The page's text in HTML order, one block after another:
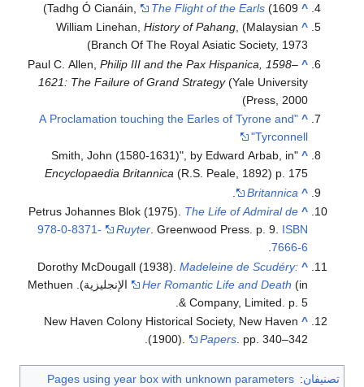
^
Tadhg Ó Cianáin, The Flight of the Earls (1609)
^
William Linehan,History of Pahang, (Malaysian
Branch Of The Royal Asiatic Society, 1973)
^
Paul C. Allen,Philip III and the Pax Hispanica, 1598–
1621: The Failure of Grand Strategy(Yale University
Press, 2000)
^
"A Proclamation touching the Earles of Tyrone and
Tyrconnell"
^
"Smith, John (1580-1631)", by Edward Arbab, in
Encyclopaedia Britannica (R.S. Peale, 1892) p. 175
^
Britannica
^
Petrus Johannes Blok (1975). The Life of Admiral de
Ruyter. Greenwood Press. p. 9. ISBN
978-0-8371-
7666-6
.
^
Dorothy McDougall (1938).Madeleine de Scudéry:
Her Romantic Life and Death
(in الإنجليزية). Methuen
& Company, Limited. p. 5.
^
New Haven Colony Historical Society, New Haven
(1900).
Papers . pp. 340–342.
تصنيفان:
Pages using year box with unknown parameters